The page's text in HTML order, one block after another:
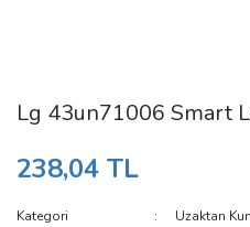
Lg 43un71006 Smart
238,04 TL
Kategori
Uzaktan